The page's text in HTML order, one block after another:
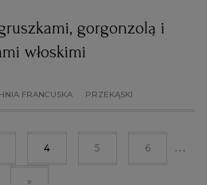
gorgonzolą i
włoskimi
FRANCUSKA PRZEKĄSKI
4 5 6 ...
»